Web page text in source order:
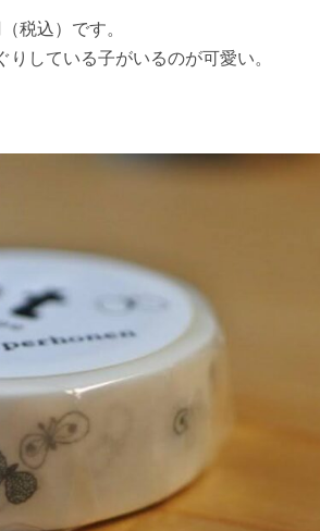
税込）です。
している子がいるのが可愛い。